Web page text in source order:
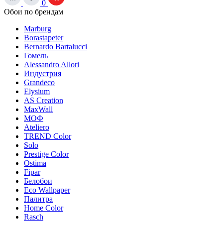
0
Обои по брендам
Marburg
Borastapeter
Bernardo Bartalucci
Гомель
Alessandro Allori
Индустрия
Grandeco
Elysium
AS Creation
MaxWall
МОФ
Ateliero
TREND Color
Solo
Prestige Color
Ostima
Fipar
Белобои
Eco Wallpaper
Палитра
Home Color
Rasch